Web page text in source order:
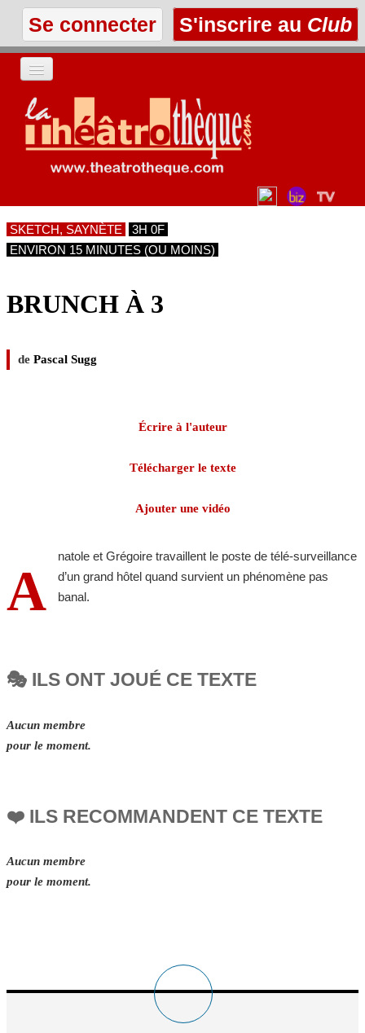
Se connecter S'inscrire au Club
ACCUEIL
LES TEXTES
LES ANNONCES
SKETCH, SAYNÈTE
3H 0F
ENVIRON 15 MINUTES (OU MOINS)
BRUNCH À 3
de Pascal Sugg
Écrire à l'auteur
Télécharger le texte
Ajouter une vidéo
A
natole et Grégoire travaillent le poste de télé-surveillance
d’un grand hôtel quand survient un phénomène pas
banal.
🎭 ILS ONT JOUÉ CE TEXTE
Aucun membre
pour le moment.
❤️ ILS RECOMMANDENT CE TEXTE
Aucun membre
pour le moment.